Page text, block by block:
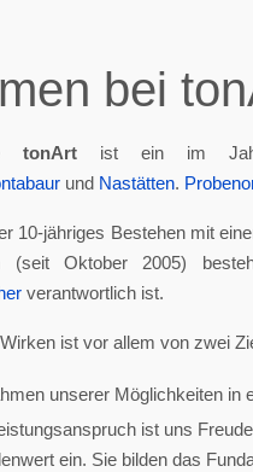
bei
tonArt ist ein im
und Nastätten.
10-jähriges Bestehen mit
(seit Oktober 2005)
verantwortlich ist.
ist vor allem von zwei
unserer Möglichkeiten in
ist uns
ein. Sie bilden das